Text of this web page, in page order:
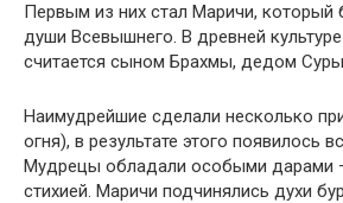
Первым из них стал Маричи, который
души Всевышнего. В древней
считается сыном Брахмы, дедом
Наимудрейшие сделали несколько
огня), в результате этого появилось
Мудрецы обладали особыми дарами
стихией. Маричи подчинялись духи